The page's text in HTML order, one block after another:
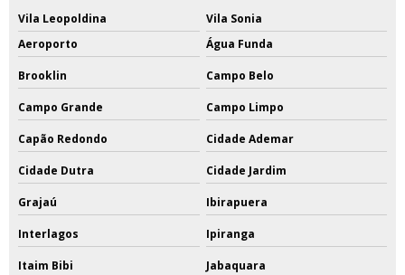
Vila Leopoldina
Vila Sonia
Aeroporto
Água Funda
Brooklin Campo Belo
Campo Grande Campo Limpo
Capão Redondo Cidade Ademar
Cidade Dutra Cidade Jardim
Grajaú Ibirapuera
Interlagos Ipiranga
Itaim Bibi Jabaquara